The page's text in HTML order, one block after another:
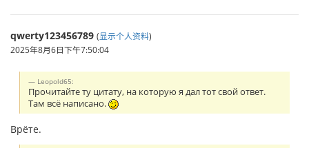
qwerty123456789 (显示个人资料)
2025年8月6日下午7:50:04
Leopold65:
Прочитайте ту цитату, на которую я дал тот свой ответ.
Там всё написано.
Врёте.